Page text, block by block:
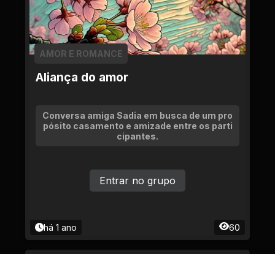
Aliança do amor
AMOR E ROMANCE
Conversa amiga Sadia em busca de um pro
pósito casamento e amizade entre os parti
cipantes.
há 1 ano 60
Entrar no grupo